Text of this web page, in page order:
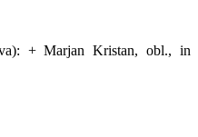
+ Marjan Kristan, obl., in